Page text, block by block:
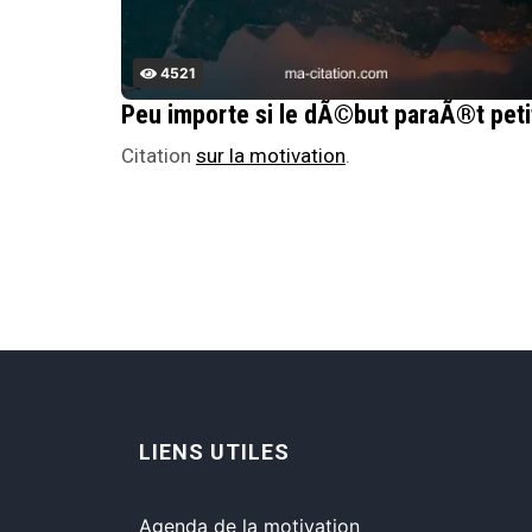
4521
Peu importe si le dÃ©but paraÃ®t
Citation sur la motivation.
LIENS UTILES
Agenda de la motivation